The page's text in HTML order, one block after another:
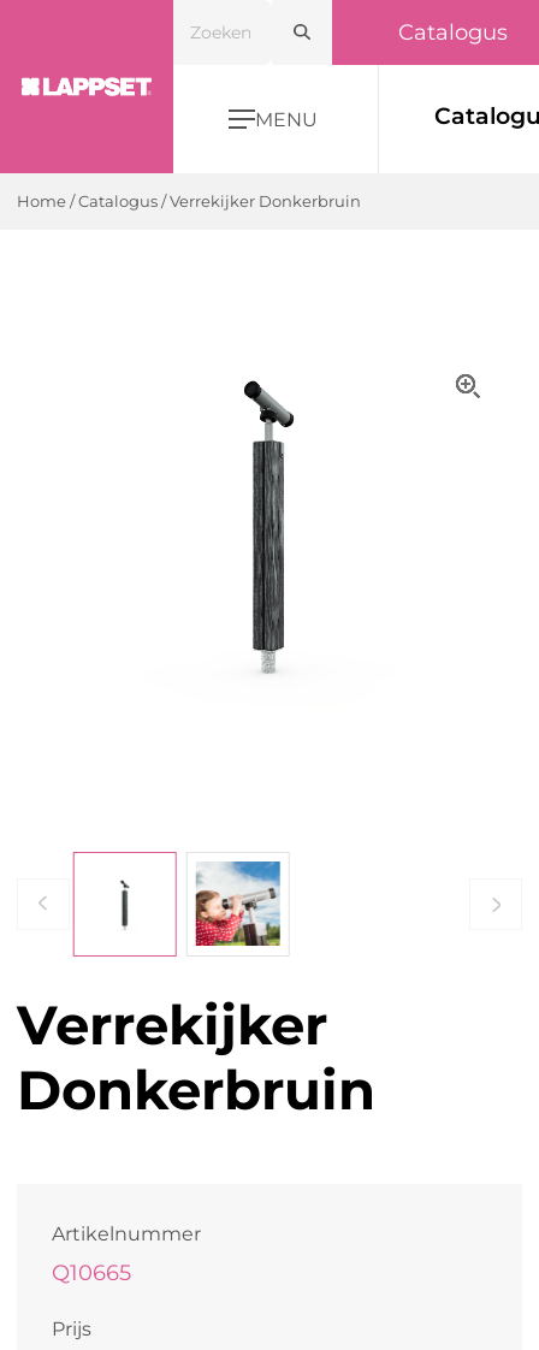
Catalogus
MENU
Home /Catalogus /Verrekijker Donkerbruin
Verrekijker
Donkerbruin
Artikelnummer
Q10665
Prijs